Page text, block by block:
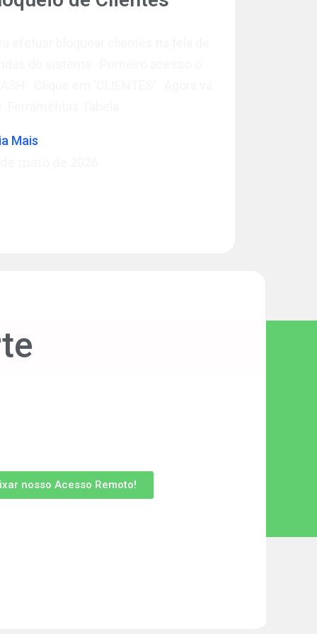
Mais
nosso Acesso Remoto!